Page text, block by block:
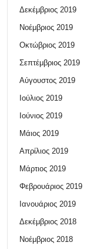
Δεκέμβριος 2019
Νοέμβριος 2019
Οκτώβριος 2019
Σεπτέμβριος 2019
Αύγουστος 2019
Ιούλιος 2019
Ιούνιος 2019
Μάιος 2019
Απρίλιος 2019
Μάρτιος 2019
Φεβρουάριος 2019
Ιανουάριος 2019
Δεκέμβριος 2018
Νοέμβριος 2018